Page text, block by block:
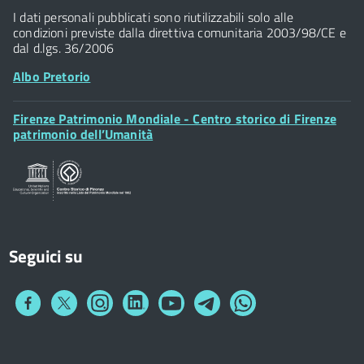
P.IVA 01307110484
Posta Elettronica Certificata
I dati personali pubblicati sono riutilizzabili solo alle
condizioni previste dalla direttiva comunitaria 2003/98/CE e
dal d.lgs. 36/2006
Albo Pretorio
Footer
Widget
Firenze Patrimonio Mondiale - Centro storico di Firenze
patrimonio dell’Umanità
Seguici su
Collegamento
Collegamento
a
Collegamento
a
Collegamento
a
Collegamento
a
Collegamento
a
Collegamento
a